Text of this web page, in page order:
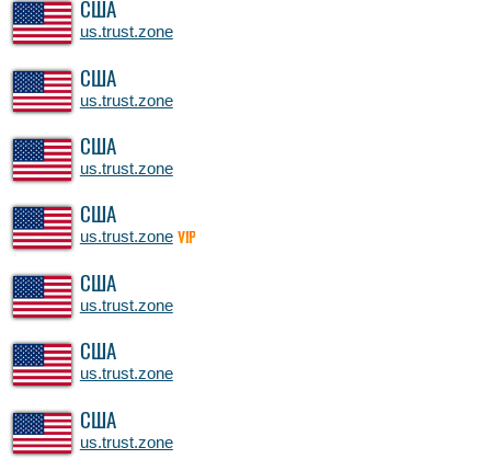
США
us.trust.zone
США
us.trust.zone
США
us.trust.zone
США
us.trust.zone VIP
США
us.trust.zone
США
us.trust.zone
США
us.trust.zone